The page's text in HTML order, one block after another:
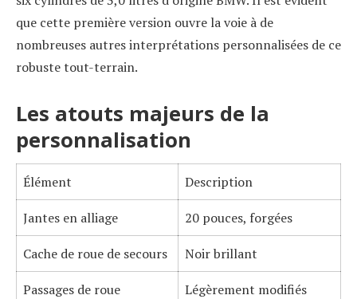
que cette première version ouvre la voie à de
nombreuses autres interprétations personnalisées de ce
robuste tout-terrain.
Les atouts majeurs de la
personnalisation
Élément Description
Jantes en alliage 20 pouces, forgées
Cache de roue de secours Noir brillant
Passages de roue Légèrement modifiés